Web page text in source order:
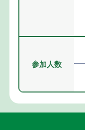
参加人数